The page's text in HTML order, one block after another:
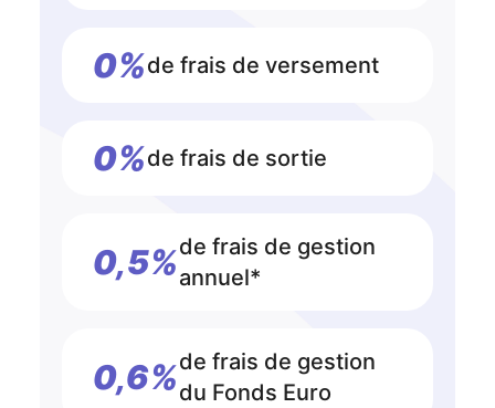
0%de frais de versement
0%de frais de sortie
0,5%de frais de gestion
annuel*
0,6%de frais de gestion
du Fonds Euro